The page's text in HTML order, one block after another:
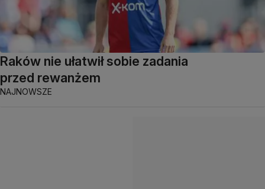
Raków nie ułatwił sobie zadania
przed rewanżem
NAJNOWSZE